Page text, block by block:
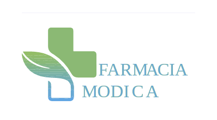
FARMACIA
MODICA